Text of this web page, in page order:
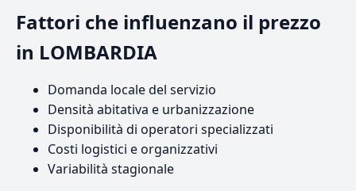
Fattori che influenzano il prezzo
in LOMBARDIA
Domanda locale del servizio
Densità abitativa e urbanizzazione
Disponibilità di operatori specializzati
Costi logistici e organizzativi
Variabilità stagionale